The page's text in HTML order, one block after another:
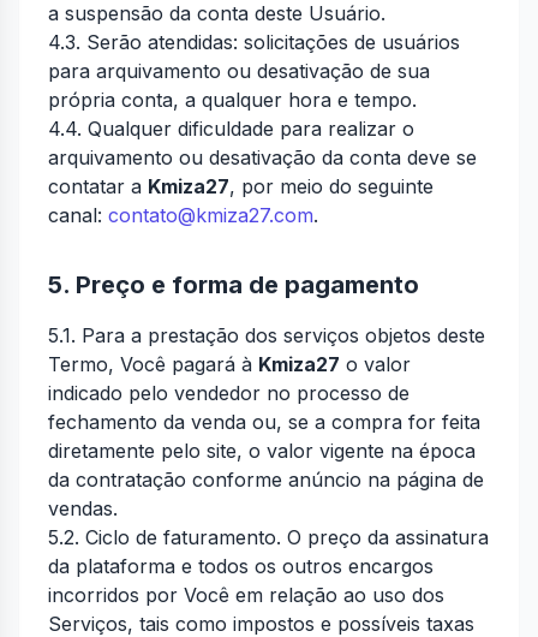
a suspensão da conta deste Usuário.
4.3. Serão atendidas: solicitações de usuários
para arquivamento ou desativação de sua
própria conta, a qualquer hora e tempo.
4.4. Qualquer dificuldade para realizar o
arquivamento ou desativação da conta deve se
contatar a Kmiza27, por meio do seguinte
canal: contato@kmiza27.com.
5. Preço e forma de pagamento
5.1. Para a prestação dos serviços objetos deste
Termo, Você pagará à Kmiza27 o valor
indicado pelo vendedor no processo de
fechamento da venda ou, se a compra for feita
diretamente pelo site, o valor vigente na época
da contratação conforme anúncio na página de
vendas.
5.2. Ciclo de faturamento. O preço da assinatura
da plataforma e todos os outros encargos
incorridos por Você em relação ao uso dos
Serviços, tais como impostos e possíveis taxas